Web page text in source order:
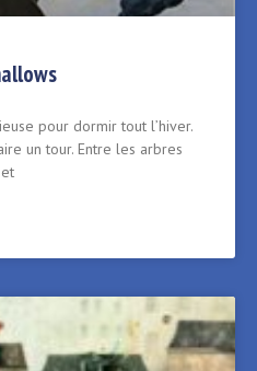
pour dormir tout l’hiver.
un tour. Entre les arbres